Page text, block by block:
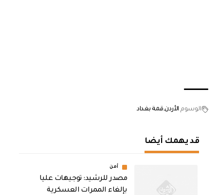
الوسوم الأردن قمة بغداد
قد يهمك أيضا
أمن
مصدر للرشيد: توجيهات عليا
بإلغاء الممرات العسكرية